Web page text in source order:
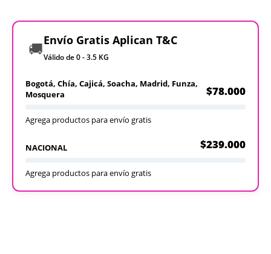
🚚 Envío Gratis Aplican T&C
Válido de 0 - 3.5 KG
Bogotá, Chía, Cajicá, Soacha, Madrid, Funza,
Mosquera
$78.000
Agrega productos para envío gratis
NACIONAL $239.000
Agrega productos para envío gratis